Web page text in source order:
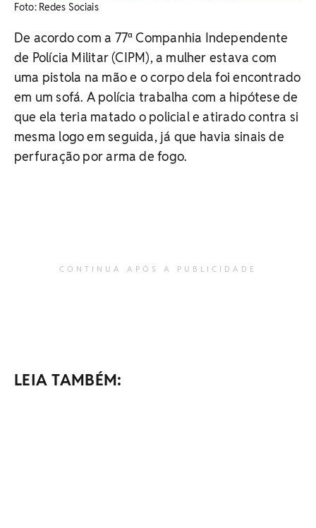
​Foto: Redes Sociais
De acordo com a 77ª Companhia Independente
de Polícia Militar (CIPM), a mulher estava com
uma pistola na mão e o corpo dela foi encontrado
em um sofá. A polícia trabalha com a hipótese de
que ela teria matado o policial e atirado contra si
mesma logo em seguida, já que havia sinais de
perfuração por arma de fogo.
CONTINUA APÓS A PUBLICIDADE
LEIA TAMBÉM: